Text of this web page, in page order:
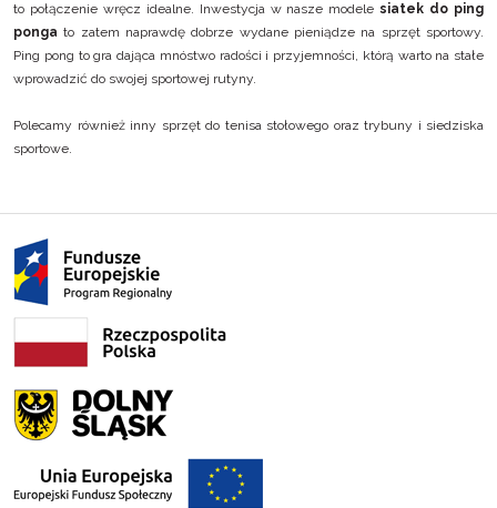
to połączenie wręcz idealne. Inwestycja w nasze modelesiatek do ping
ponga to zatem naprawdę dobrze wydane pieniądze na sprzęt sportowy.
Ping pong to gra dająca mnóstwo radości i przyjemności, którą warto na stałe
wprowadzić do swojej sportowej rutyny.
Polecamy również inny sprzęt do tenisa stołowego oraz trybuny i siedziska
sportowe.